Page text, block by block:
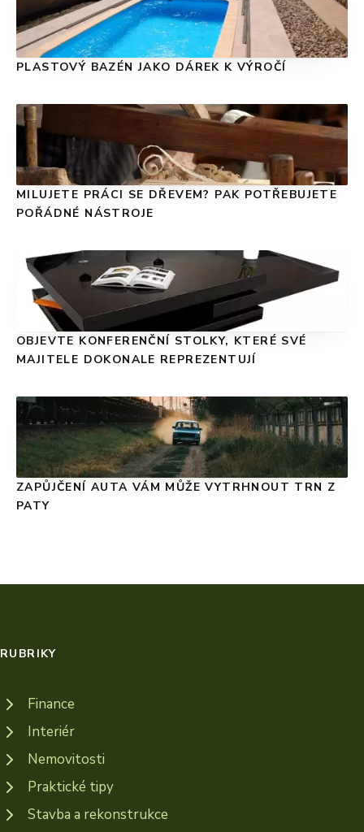
PLASTOVÝ BAZÉN JAKO DÁREK K VÝROČÍ
MILUJETE PRÁCI SE DŘEVEM? PAK POTŘEBUJETE
POŘÁDNÉ NÁSTROJE
OBJEVTE KONFERENČNÍ STOLKY, KTERÉ SVÉ
MAJITELE DOKONALE REPREZENTUJÍ
ZAPŮJČENÍ AUTA VÁM MŮŽE VYTRHNOUT TRN Z
PATY
RUBRIKY
Finance
Interiér
Nemovitosti
Praktické tipy
Stavba a rekonstrukce